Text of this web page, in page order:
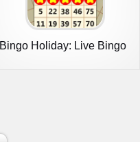
Bingo Holiday: Live Bingo